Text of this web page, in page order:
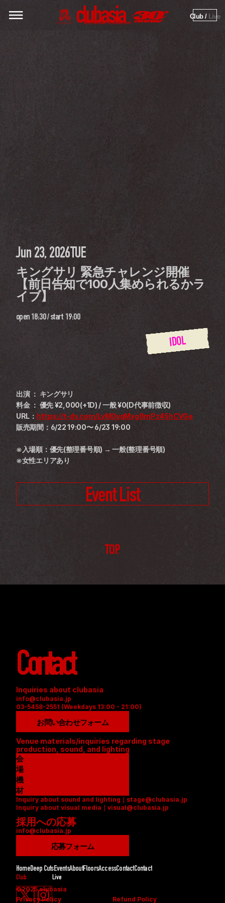
Club / Live
Jun 23, 2026TUE
キングサリ 緊急チャレンジ開催
【前日告知で100人集められるかラ
イブ】
open 18:30 / start 19:00
IDOL
出演 ： キングサリ
料金 ： 優先 ¥2,000(+1D) / 一般 ¥0(D代事前徴収)
URL： https://t-dv.com/LvM0yqMxg8mPz45hCVGe
販売期間：6/22 19:00〜 6/23 19:00
※入場順：優先(整理番号順) → 一般(整理番号順)
※女性エリアあり
Event List
TOP
Contact
Inquiries about clubasia
info@clubasia.jp
03-5458-2551 (Weekdays 13:00 - 21:00)
お問い合わせフォーム
Venue materials/inquiries regarding stage
production, sound, and lighting
会
場
資
料
(
P
D
F
機
材
リ
ス
ト
(
D
F
)
Inquiry about sound and lighting｜stage@clubasia.jp
Inquiry about visual media｜visual@clubasia.jp
採用への応募
info@clubasia.jp
応募フォーム
HomeDeep CutsEventsAboutFloorsAccessContactContact
Club Live
©2025 clubasia
Privacy Policy
Refund Policy